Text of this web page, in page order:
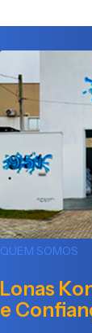
QUEM SOMOS
Lonas
e